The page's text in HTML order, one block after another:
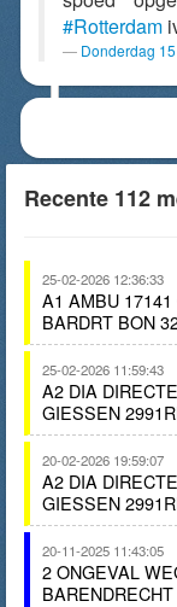
#Rotterdam
Donderdag
Recente 112
25-02-2026 12:36:33
A1 AMBU
BARDRT BON
25-02-2026 11:59:43
A2 DIA
GIESSEN
20-02-2026 19:59:07
A2 DIA
GIESSEN
20-11-2025 11:43:05
2 ONGEVAL